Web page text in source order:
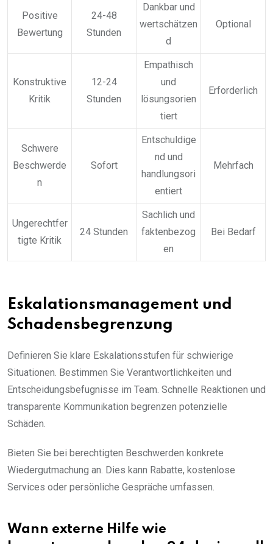
Positive
Bewertung
24-48
Stunden
Dankbar und
wertschätzen
d
Optional
Konstruktive
Kritik
12-24
Stunden
Empathisch
und
lösungsorien
tiert
Erforderlich
Schwere
Beschwerde
n
Sofort
Entschuldige
nd und
handlungsori
entiert
Mehrfach
Ungerechtfer
tigte Kritik
24 Stunden
Sachlich und
faktenbezog
en
Bei Bedarf
Eskalationsmanagement und
Schadensbegrenzung
Definieren Sie klare Eskalationsstufen für schwierige
Situationen. Bestimmen Sie Verantwortlichkeiten und
Entscheidungsbefugnisse im Team. Schnelle Reaktionen und
transparente Kommunikation begrenzen potenzielle
Schäden.
Bieten Sie bei berechtigten Beschwerden konkrete
Wiedergutmachung an. Dies kann Rabatte, kostenlose
Services oder persönliche Gespräche umfassen.
Wann externe Hilfe wie